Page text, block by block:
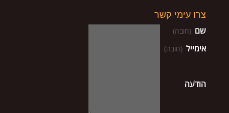
צרו עימי קשר
שם (חובה)
אימייל (חובה)
הודעה